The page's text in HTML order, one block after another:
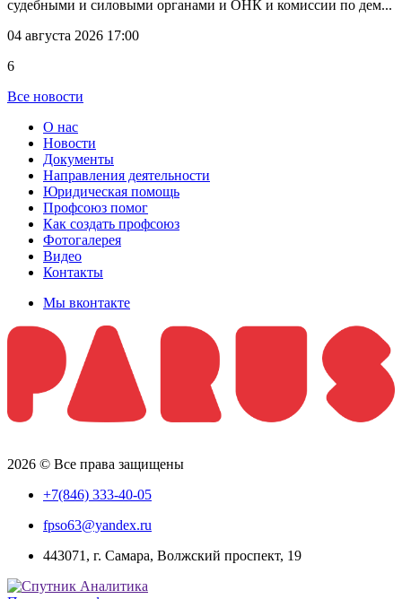
судебными и силовыми органами и ОНК и комиссии по дем...
04 августа 2026 17:00
6
Все новости
О нас
Новости
Документы
Направления деятельности
Юридическая помощь
Профсоюз помог
Как создать профсоюз
Фотогалерея
Видео
Контакты
Мы вконтакте
2026 © Все права защищены
+7(846) 333-40-05
fpso63@yandex.ru
443071, г. Самара, Волжский проспект, 19